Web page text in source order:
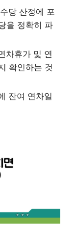
당 산정에 포
을 정확히 파
차휴가 및 연
확인하는 것
잔여 연차일